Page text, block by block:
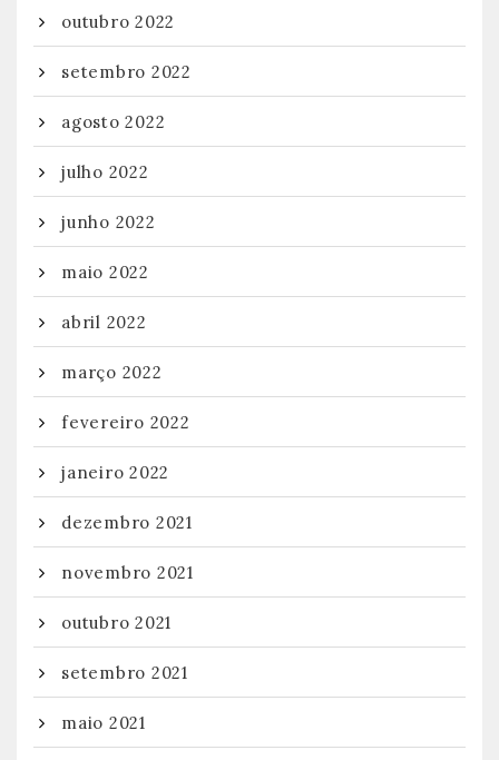
outubro 2022
setembro 2022
agosto 2022
julho 2022
junho 2022
maio 2022
abril 2022
março 2022
fevereiro 2022
janeiro 2022
dezembro 2021
novembro 2021
outubro 2021
setembro 2021
maio 2021